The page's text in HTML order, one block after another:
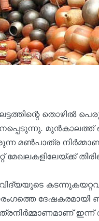
തൊഴിൽ
മുൻകാലത്ത്
മൺപാത്ര
മേഖലകളിലേയ്ക്ക്
വിദ്യയുടെ
ദേഷകരമായി